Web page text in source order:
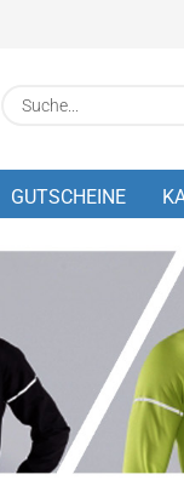
GUTSCHEINE